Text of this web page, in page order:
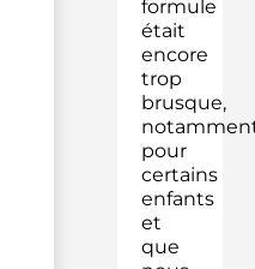
formule
était
encore
trop
brusque,
pour
certains
enfants
et
que